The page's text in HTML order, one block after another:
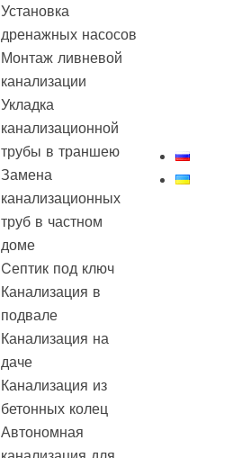
Установка
дренажных насосов
Монтаж ливневой
канализации
Укладка
канализационной
трубы в траншею
Замена
канализационных
труб в частном
доме
Cептик под ключ
Канализация в
подвале
Канализация на
даче
Канализация из
бетонных колец
Автономная